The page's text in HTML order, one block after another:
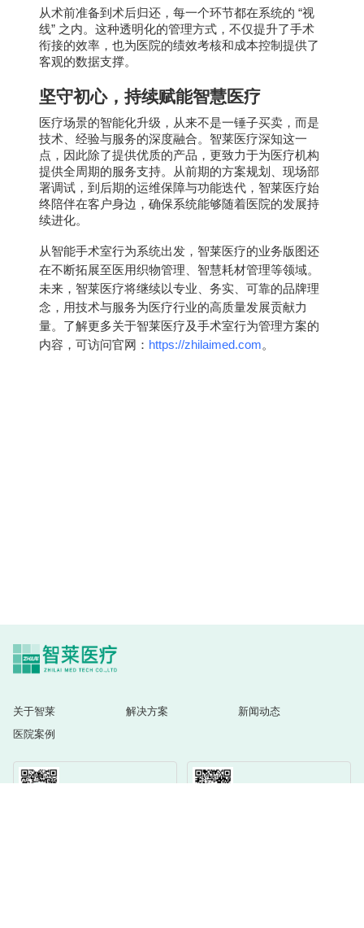
从术前准备到术后归还，每一个环节都在系统的 “视
线” 之内。这种透明化的管理方式，不仅提升了手术
衔接的效率，也为医院的绩效考核和成本控制提供了
客观的数据支撑。
坚守初心，持续赋能智慧医疗
医疗场景的智能化升级，从来不是一锤子买卖，而是
技术、经验与服务的深度融合。智莱医疗深知这一
点，因此除了提供优质的产品，更致力于为医疗机构
提供全周期的服务支持。从前期的方案规划、现场部
署调试，到后期的运维保障与功能迭代，智莱医疗始
终陪伴在客户身边，确保系统能够随着医院的发展持
续进化。
从智能手术室行为系统出发，智莱医疗的业务版图还
在不断拓展至医用织物管理、智慧耗材管理等领域。
未来，智莱医疗将继续以专业、务实、可靠的品牌理
念，用技术与服务为医疗行业的高质量发展贡献力
量。了解更多关于智莱医疗及手术室行为管理方案的
内容，可访问官网： https://zhilaimed.com。
关于智莱 解决方案
新闻动态
医院案例